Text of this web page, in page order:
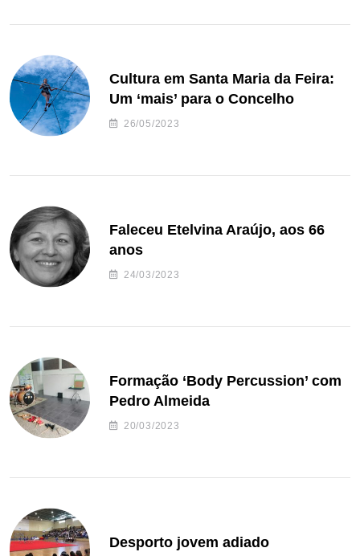
Cultura em Santa Maria da Feira:
Um ‘mais’ para o Concelho
26/05/2023
Faleceu Etelvina Araújo, aos 66
anos
24/03/2023
Formação ‘Body Percussion’ com
Pedro Almeida
20/03/2023
Desporto jovem adiado